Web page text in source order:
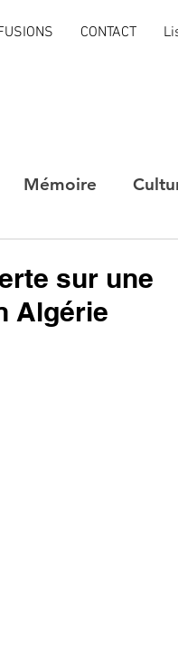
CONTACT
Mémoire
sur une
Algérie